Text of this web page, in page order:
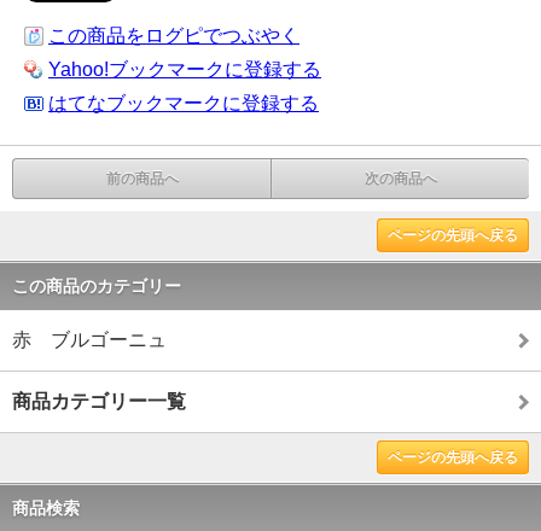
この商品をログピでつぶやく
Yahoo!ブックマークに登録する
はてなブックマークに登録する
前の商品へ 次の商品へ
ページの先頭へ戻る
この商品のカテゴリー
赤 ブルゴーニュ
商品カテゴリー一覧
ページの先頭へ戻る
商品検索